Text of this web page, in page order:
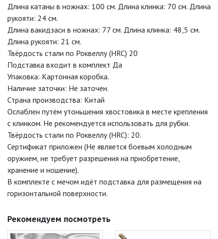
Длина катаны в ножнах: 100 см. Длина клинка: 70 см. Длина
рукояти: 24 см.
Длина вакидзаси в ножнах: 77 см. Длина клинка: 48,5 см.
Длина рукояти: 21 см.
Твёрдость стали по Роквеллу (HRC) 20
Подставка входит в комплект Да
Упаковка: Картонная коробка.
Наличие заточки: Не заточен.
Страна производства: Китай
Ослаблен путём утоньшения хвостовика в месте крепления
с клинком. Не рекомендуется использовать для рубки.
Твёрдость стали по Роквеллу (HRC): 20.
Сертификат приложен (Не является боевым холодным
оружием, не требует разрешения на приобретение,
хранение и ношение).
В комплекте с мечом идёт подставка для размещения на
горизонтальной поверхности.
Рекомендуем посмотреть